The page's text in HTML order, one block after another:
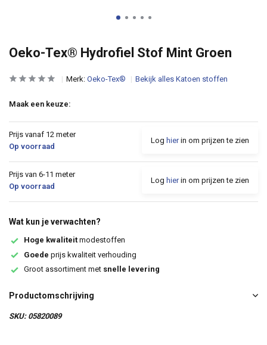
Oeko-Tex® Hydrofiel Stof Mint Groen
Merk: Oeko-Tex® Bekijk alles Katoen stoffen
Maak een keuze:
Prijs vanaf 12 meter
Op voorraad
Log hierin om prijzen te zien
Prijs van 6-11 meter
Op voorraad
Log hierin om prijzen te zien
Wat kun je verwachten?
Hoge kwaliteit modestoffen
Goede prijs kwaliteit verhouding
Groot assortiment met snelle levering
Productomschrijving
SKU: 05820089